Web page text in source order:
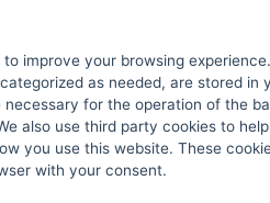
APPLICATION FOR
improve your browsing
as needed, are stored in
for the operation of the
also use third party cookies to
you use this website. These
with your consent.